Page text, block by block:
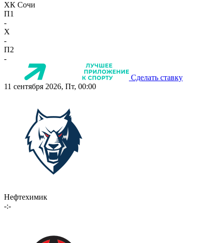
ХК Сочи
П1
-
X
-
П2
-
Сделать ставку
11 сентября 2026, Пт, 00:00
Нефтехимик
-:-